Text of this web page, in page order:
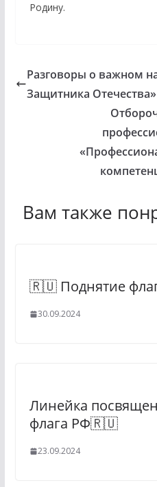
Родину.
Разговоры о важном
Защитника Отечества»
Вам также
🇷🇺 Поднятие
30.09.2024
Линейка
флага РФ🇷🇺
23.09.2024